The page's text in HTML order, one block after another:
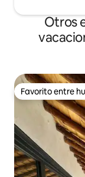
Otros
Favorito entre
Favorito entre